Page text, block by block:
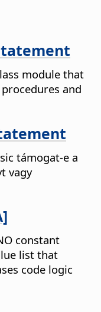
module that
and
támogat-e a
vagy
constant
list that
code logic